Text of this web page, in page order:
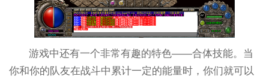
游戏中还有一个非常有趣的特色——合体技能。当
你和你的队友在战斗中累计一定的能量时，你们就可以